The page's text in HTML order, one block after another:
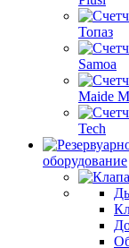
Топаз
Samoa
Maide
Tech
оборудование